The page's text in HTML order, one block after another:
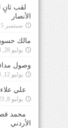
لقب ثانٍ
الأنصار
سبتمبر 15, 2024
مالك
يوليو 28, 2023
وصول
يوليو 12, 2023
علي علاء
يوليو 8, 2023
محمد
الأردني